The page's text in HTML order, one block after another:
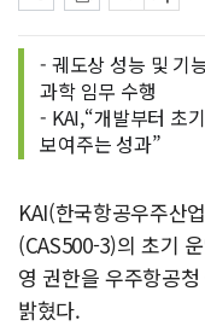
- 궤도상 성능 및 기
과학 임무 수행
- KAI,“개발부터 초
보여주는 성과”
KAI(한국항공우주산
(CAS500-3)의 초기
영 권한을 우주항공
밝혔다.